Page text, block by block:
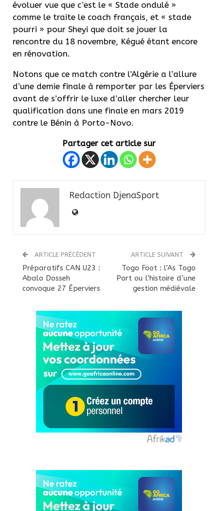
évoluer vue que c’est le « Stade ondulé »
comme le traite le coach français, et « stade
pourri » pour Sheyi que doit se jouer la
rencontre du 18 novembre, Kégué étant encore
en rénovation.
Notons que ce match contre l’Algérie a l’allure
d’une demie finale à remporter par les Éperviers
avant de s’offrir le luxe d’aller chercher leur
qualification dans une finale en mars 2019
contre le Bénin à Porto-Novo.
Partager cet article sur
Redaction DjenaSport
ARTICLE PRÉCÉDENT
Préparatifs CAN U23 :
Abalo Dosseh
convoque 27 Éperviers
ARTICLE SUIVANT
Togo Foot : l’As Togo
Port ou l’histoire d’une
gestion médiévale